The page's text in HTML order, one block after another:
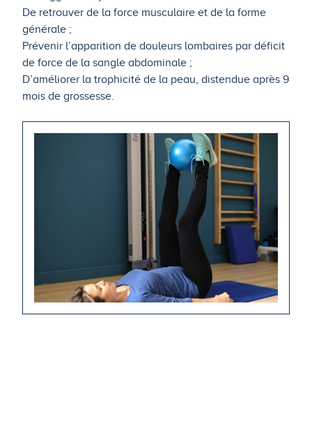
De retrouver de la force musculaire et de la forme
générale ;
Prévenir l’apparition de douleurs lombaires par déficit
de force de la sangle abdominale ;
D’améliorer la trophicité de la peau, distendue après 9
mois de grossesse.